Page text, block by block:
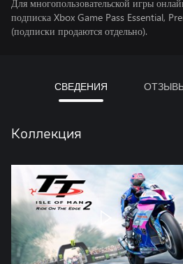
Для многопользовательской игры
подписка Xbox Game Pass Essential,
(подписки продаются отдельно).
СВЕДЕНИЯ
Коллекция